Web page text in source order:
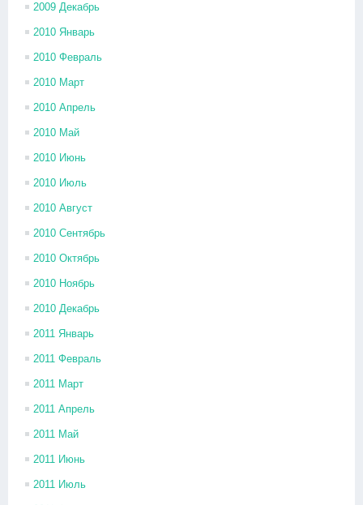
2009 Декабрь
2010 Январь
2010 Февраль
2010 Март
2010 Апрель
2010 Май
2010 Июнь
2010 Июль
2010 Август
2010 Сентябрь
2010 Октябрь
2010 Ноябрь
2010 Декабрь
2011 Январь
2011 Февраль
2011 Март
2011 Апрель
2011 Май
2011 Июнь
2011 Июль